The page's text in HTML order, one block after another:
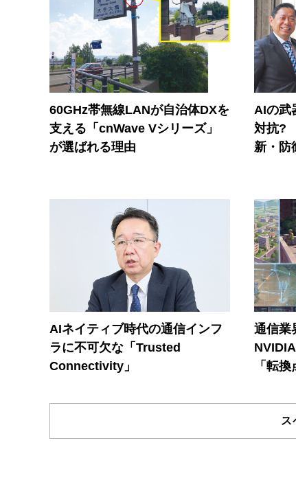
60GHz帯無線LANが自治体DXを
支える「cnWave Vシリーズ」
が選ばれる理由
AIの武
対抗?
新・防
AIネイティブ時代の通信インフ
ラに不可欠な「Trusted
Connectivity」
通信業
「転換
ス